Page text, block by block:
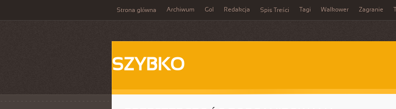
Strona główna Archiwum Gol Redakcja Spis Treści Tagi Walkower Zagranie
SZYBKO